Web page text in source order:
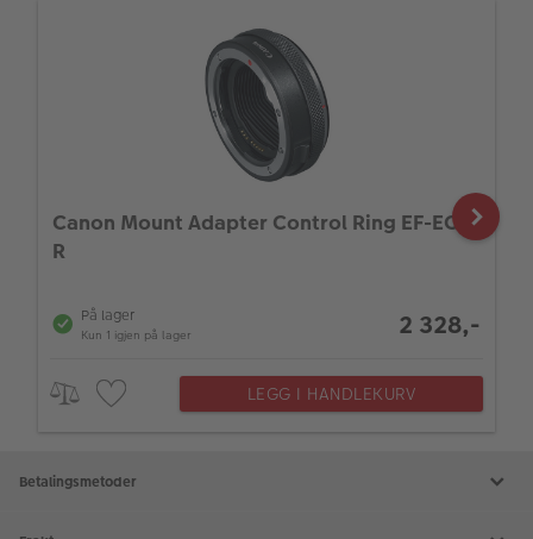
Canon Mount Adapter Control Ring EF-EOS
R
På lager
Kun 1 igjen på lager 2 328,-
LEGG I HANDLEKURV
Betalingsmetoder